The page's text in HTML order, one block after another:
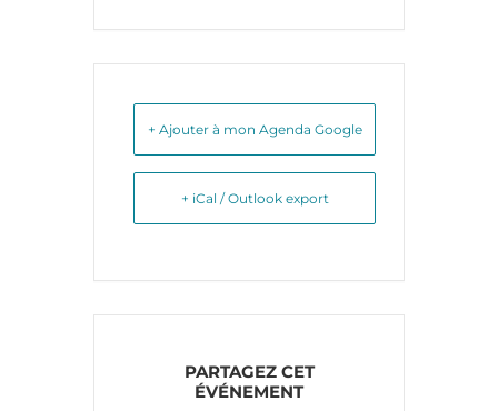
+ Ajouter à mon Agenda Google
+ iCal / Outlook export
PARTAGEZ CET
ÉVÉNEMENT